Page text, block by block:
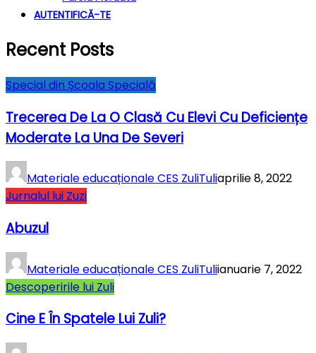
AUTENTIFICĂ-TE
Recent Posts
Special din Școala Specială
Trecerea De La O Clasă Cu Elevi Cu Deficiențe
Moderate La Una De Severi
Materiale educaționale CES ZuliTuliaprilie 8, 2022
Jurnalul lui Zuzi
Abuzul
Materiale educaționale CES ZuliTuliianuarie 7, 2022
Descoperirile lui Zuli
Cine E În Spatele Lui Zuli?